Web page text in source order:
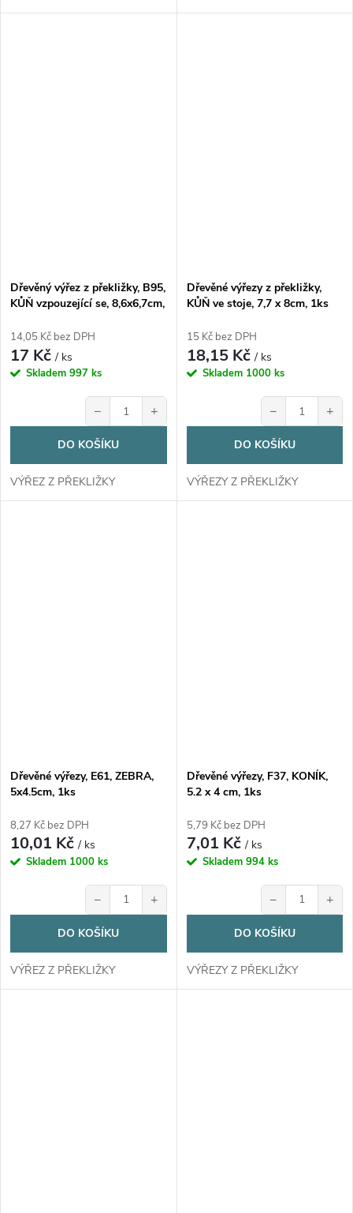
Dřevěný výřez z překližky, B95,
KŮŇ vzpouzející se, 8,6x6,7cm,
14,05 Kč bez DPH
17 Kč/ ks
Skladem 997 ks
− +
DO KOŠÍKU
VÝŘEZ Z PŘEKLIŽKY
Dřevěné výřezy z překližky,
KŮŇ ve stoje, 7,7 x 8cm, 1ks
15 Kč bez DPH
18,15 Kč/ ks
Skladem 1000 ks
− +
DO KOŠÍKU
VÝŘEZY Z PŘEKLIŽKY
Dřevěné výřezy, E61, ZEBRA,
5x4.5cm, 1ks
8,27 Kč bez DPH
10,01 Kč/ ks
Skladem 1000 ks
− +
DO KOŠÍKU
VÝŘEZ Z PŘEKLIŽKY
Dřevěné výřezy, F37, KONÍK,
5.2 x 4 cm, 1ks
5,79 Kč bez DPH
7,01 Kč/ ks
Skladem 994 ks
− +
DO KOŠÍKU
VÝŘEZY Z PŘEKLIŽKY